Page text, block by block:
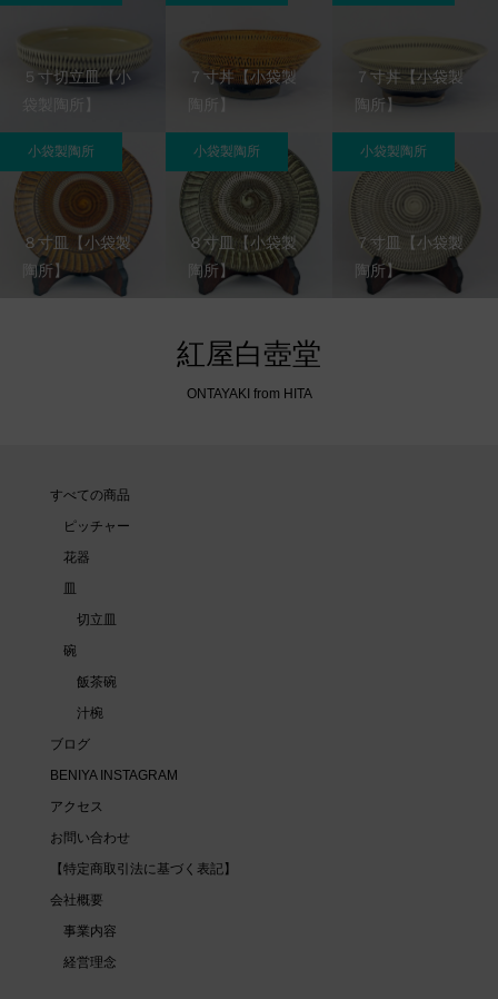
５寸切立皿【小
袋製陶所】
７寸丼【小袋製
陶所】
７寸丼【小袋製
陶所】
８寸皿【小袋製
陶所】
小袋製陶所
８寸皿【小袋製
陶所】
小袋製陶所
７寸皿【小袋製
陶所】
小袋製陶所
紅屋白壺堂
ONTAYAKI from HITA
すべての商品
ピッチャー
花器
皿
切立皿
碗
飯茶碗
汁椀
ブログ
BENIYA INSTAGRAM
アクセス
お問い合わせ
【特定商取引法に基づく表記】
会社概要
事業内容
経営理念